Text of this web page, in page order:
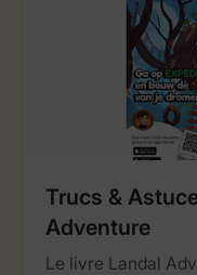
Trucs &
Adventure
Le livre Landal